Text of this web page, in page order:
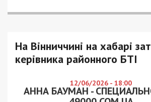
На Вінниччині на хабарі
керівника районного БТІ
12/06/2026 - 18:00
АННА БАУМАН -